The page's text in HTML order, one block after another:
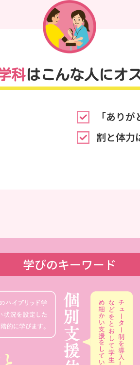
科はこんな人にオ
「あり
割と体力
学びのキーワード